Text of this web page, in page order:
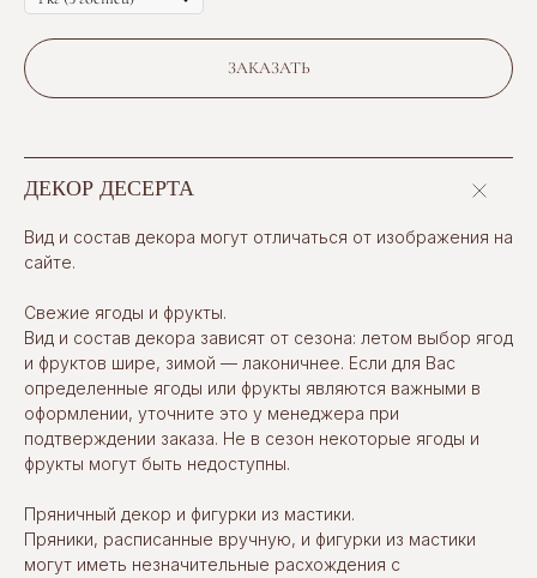
ЗАКАЗАТЬ
ДЕКОР ДЕСЕРТА
Вид и состав декора могут отличаться от изображения на
сайте.
Свежие ягоды и фрукты.
Вид и состав декора зависят от сезона: летом выбор ягод
и фруктов шире, зимой — лаконичнее. Если для Вас
определенные ягоды или фрукты являются важными в
оформлении, уточните это у менеджера при
подтверждении заказа. Не в сезон некоторые ягоды и
фрукты могут быть недоступны.
Пряничный декор и фигурки из мастики.
Пряники, расписанные вручную, и фигурки из мастики
могут иметь незначительные расхождения с